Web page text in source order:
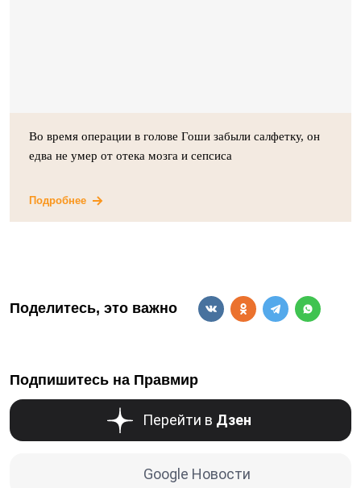
Во время операции в голове Гоши забыли салфетку, он
едва не умер от отека мозга и сепсиса
Подробнее
Поделитесь, это важно
Подпишитесь на Правмир
Перейти в Дзен
Google Новости